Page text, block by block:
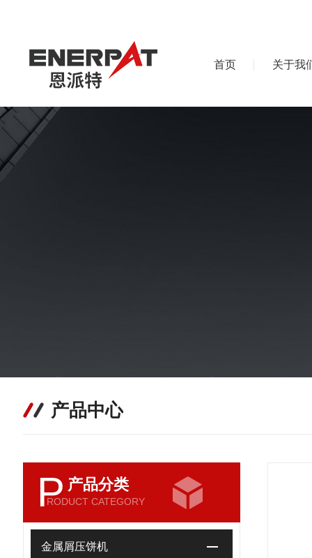
首页 关于我
产品中心
P 产品分类
RODUCT CATEGORY
金属屑压饼机